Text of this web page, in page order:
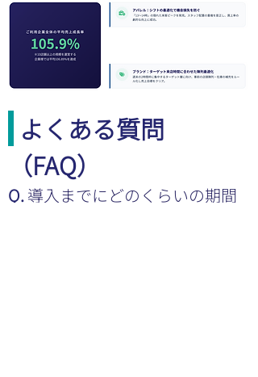
よくある質問
（FAQ）
Q. 導入までにどのくらいの期間